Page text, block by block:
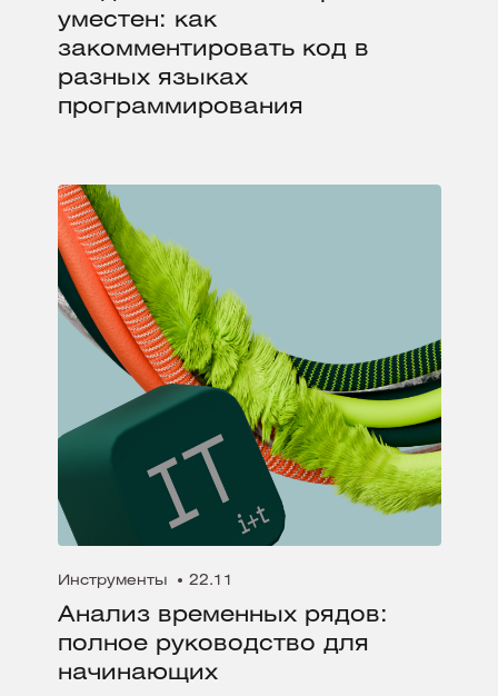
уместен: как
закомментировать код в
разных языках
программирования
Инструменты 22.11
Анализ временных рядов:
полное руководство для
начинающих